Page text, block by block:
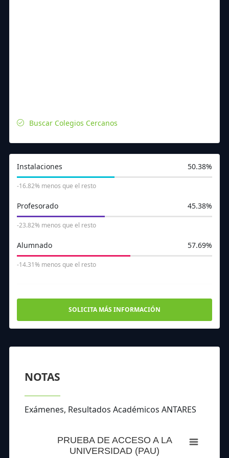
Buscar Colegios Cercanos
Instalaciones 50.38%
-16.82% menos que el resto
Profesorado 45.38%
-23.82% menos que el resto
Alumnado 57.69%
-14.31% menos que el resto
SOLICITA MÁS INFORMACIÓN
NOTAS
Exámenes, Resultados Académicos ANTARES
PRUEBA DE ACCESO A LA
UNIVERSIDAD (PAU)